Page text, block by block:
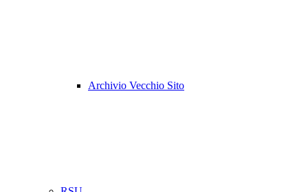
Archivio Vecchio Sito